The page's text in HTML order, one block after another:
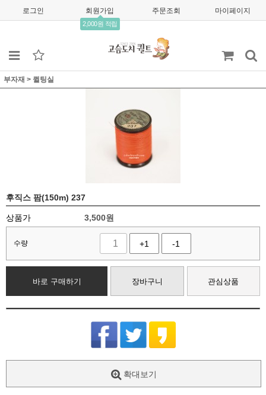
로그인 회원가입
2,000원 적립
주문조회 마이페이지
부자재 > 퀼팅실
후직스 팜(150m) 237
상품가 3,500원
수량 +1 -1
바로 구매하기 장바구니 관심상품
확대보기